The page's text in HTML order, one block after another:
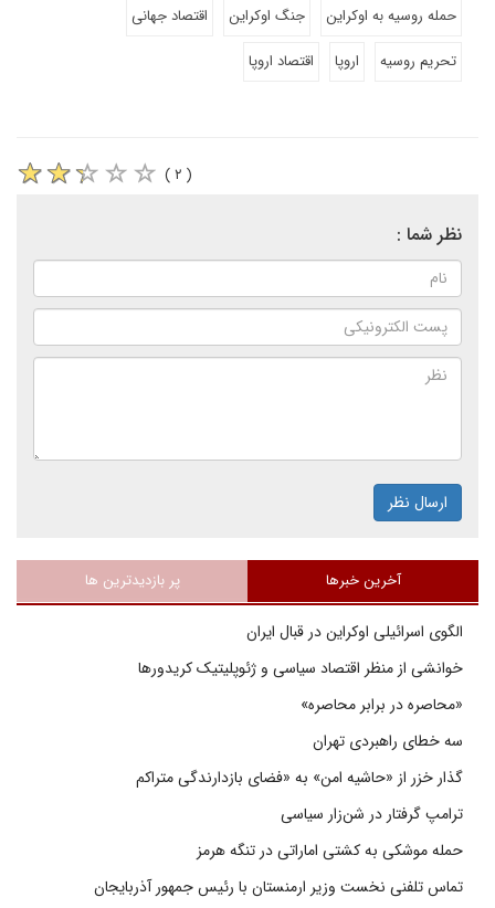
حمله روسیه به اوکراین
جنگ اوکراین
اقتصاد جهانی
تحریم روسیه
اروپا اقتصاد اروپا
( ۲ )
نظر شما :
ارسال نظر
آخرین خبرها پر بازدیدترین ها
الگوی اسرائیلی اوکراین در قبال ایران
خوانشی از منظر اقتصاد سیاسی و ژئوپلیتیک کریدورها
«محاصره در برابر محاصره»
سه خطای راهبردی تهران
گذار خزر از «حاشیه امن» به «فضای بازدارندگی متراکم
ترامپ گرفتار در شن‌زار سیاسی
حمله موشکی به کشتی اماراتی در تنگه هرمز
تماس تلفنی نخست وزیر ارمنستان با رئیس جمهور آذربایجان